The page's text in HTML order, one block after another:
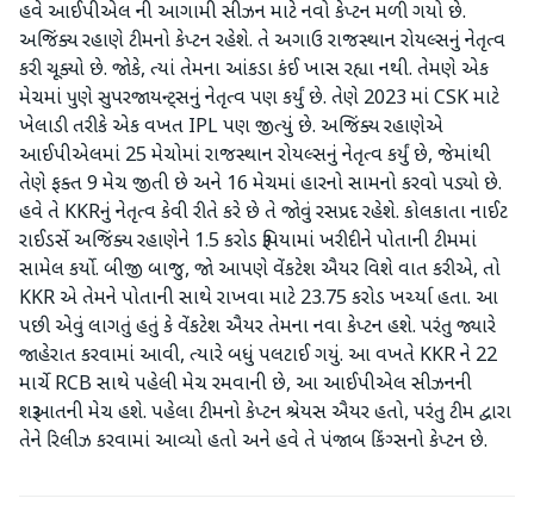
હવે આઈપીએલ ની આગામી સીઝન માટે નવો કેપ્ટન મળી ગયો છે.
અજિંક્ય રહાણે ટીમનો કેપ્ટન રહેશે. તે અગાઉ રાજસ્થાન રોયલ્સનું નેતૃત્વ
કરી ચૂક્યો છે. જોકે, ત્યાં તેમના આંકડા કંઈ ખાસ રહ્યા નથી. તેમણે એક
મેચમાં પુણે સુપરજાયન્ટ્સનું નેતૃત્વ પણ કર્યું છે. તેણે 2023 માં CSK માટે
ખેલાડી તરીકે એક વખત IPL પણ જીત્યું છે. અજિંક્ય રહાણેએ
આઈપીએલમાં 25 મેચોમાં રાજસ્થાન રોયલ્સનું નેતૃત્વ કર્યું છે, જેમાંથી
તેણે ફક્ત 9 મેચ જીતી છે અને 16 મેચમાં હારનો સામનો કરવો પડ્યો છે.
હવે તે KKRનું નેતૃત્વ કેવી રીતે કરે છે તે જોવું રસપ્રદ રહેશે. કોલકાતા નાઈટ
રાઈડર્સે અજિંક્ય રહાણેને 1.5 કરોડ રૂપિયામાં ખરીદીને પોતાની ટીમમાં
સામેલ કર્યો. બીજી બાજુ, જો આપણે વેંકટેશ ઐયર વિશે વાત કરીએ, તો
KKR એ તેમને પોતાની સાથે રાખવા માટે 23.75 કરોડ ખર્ચ્યા હતા. આ
પછી એવું લાગતું હતું કે વેંકટેશ ઐયર તેમના નવા કેપ્ટન હશે. પરંતુ જ્યારે
જાહેરાત કરવામાં આવી, ત્યારે બધું પલટાઈ ગયું. આ વખતે KKR ને 22
માર્ચે RCB સાથે પહેલી મેચ રમવાની છે, આ આઈપીએલ સીઝનની
શરૂઆતની મેચ હશે. પહેલા ટીમનો કેપ્ટન શ્રેયસ ઐયર હતો, પરંતુ ટીમ દ્વારા
તેને રિલીઝ કરવામાં આવ્યો હતો અને હવે તે પંજાબ કિંગ્સનો કેપ્ટન છે.